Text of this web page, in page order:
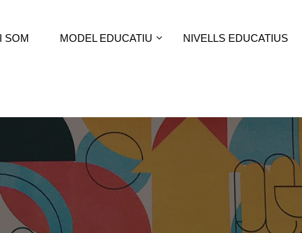
SOM MODEL EDUCATIU NIVELLS EDUCATIUS